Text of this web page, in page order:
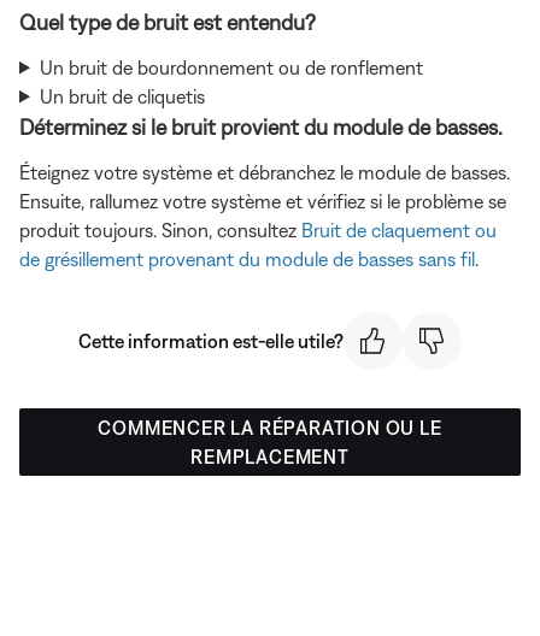
Quel type de bruit est entendu?
Un bruit de bourdonnement ou de ronflement
Un bruit de cliquetis
Déterminez si le bruit provient du module de basses.
Éteignez votre système et débranchez le module de basses.
Ensuite, rallumez votre système et vérifiez si le problème se
produit toujours. Sinon, consultez Bruit de claquement ou
de grésillement provenant du module de basses sans fil
Cette information est-elle utile?
COMMENCER LA RÉPARATION OU LE
REMPLACEMENT